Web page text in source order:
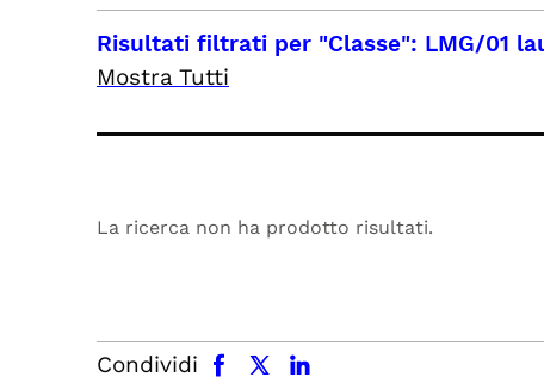
Risultati filtrati per "Classe": LMG/01
Mostra Tutti
La ricerca non ha prodotto risultati.
Condividi
facebook x.com linkedin